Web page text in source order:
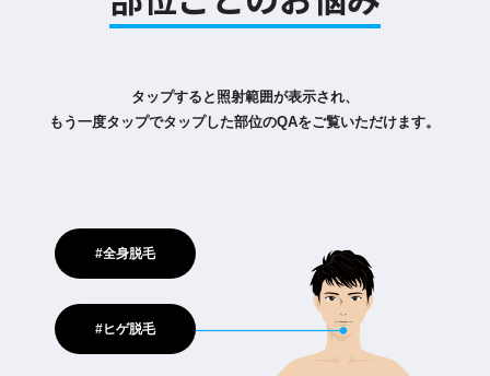
タップすると照射範囲が表示され、
もう一度タップでタップした部位のQAをご覧いただけます。
#全身脱毛
#ヒゲ脱毛